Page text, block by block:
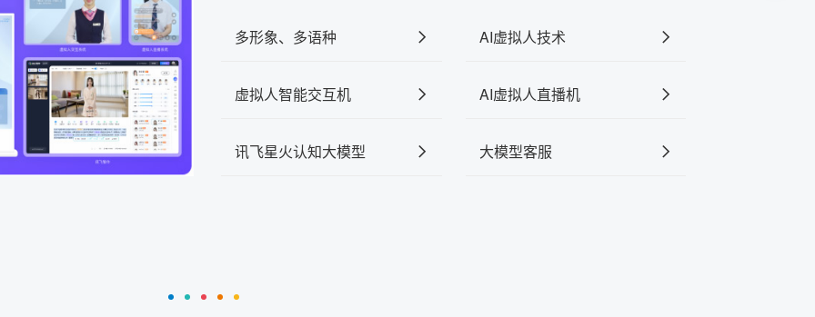
多形象、多语种 AI虚拟人技术
虚拟人智能交互机 AI虚拟人直播机
讯飞星火认知大模型 大模型客服